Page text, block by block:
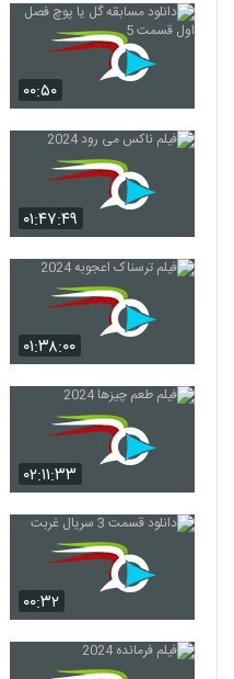
۰۰:۵۰
۰۱:۴۷:۴۹
۰۱:۳۸:۰۰
۰۲:۱۱:۳۳
۰۰:۳۲